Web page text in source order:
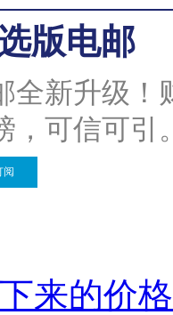
版电邮
全新升级
，可信可引
阅
来的价